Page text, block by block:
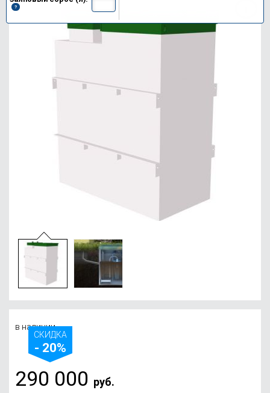
в наличии
СКИДКА
- 20%
290 000 руб.